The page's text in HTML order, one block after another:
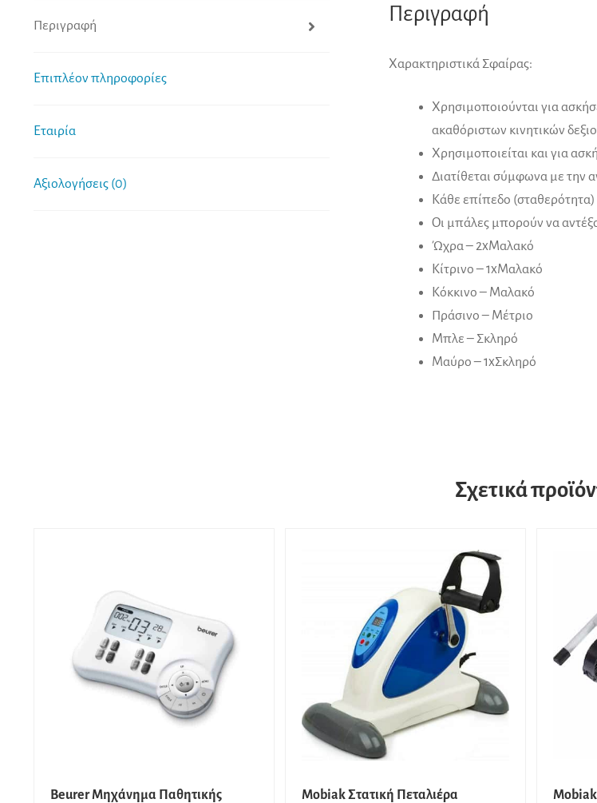
Περιγραφή
Επιπλέον πληροφορίες
Εταιρία
Αξιολογήσεις (0)
Περιγραφή
Χαρακτηριστικά Σφαίρας:
Χρησιμοποιούνται για
ακαθόριστων κινητικών
Χρησιμοποιείται και για
Διατίθεται σύμφωνα με την
Κάθε επίπεδο (σταθερότητα)
Οι μπάλες μπορούν να
Ώχρα – 2xΜαλακό
Κίτρινο – 1xΜαλακό
Κόκκινο – Μαλακό
Πράσινο – Μέτριο
Μπλε – Σκληρό
Μαύρο – 1xΣκληρό
Σχετικά
Beurer Μηχάνημα Παθητικής
Mobiak Στατική Πεταλιέρα
Mobiak